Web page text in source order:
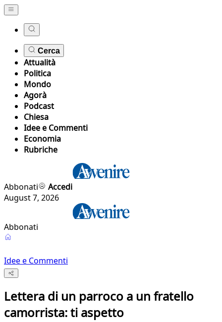
Cerca
Attualità
Politica
Mondo
Agorà
Podcast
Chiesa
Idee e Commenti
Economia
Rubriche
Abbonati
Accedi
August 7, 2026
Abbonati
Idee e Commenti
Lettera di un parroco a un fratello
camorrista: ti aspetto